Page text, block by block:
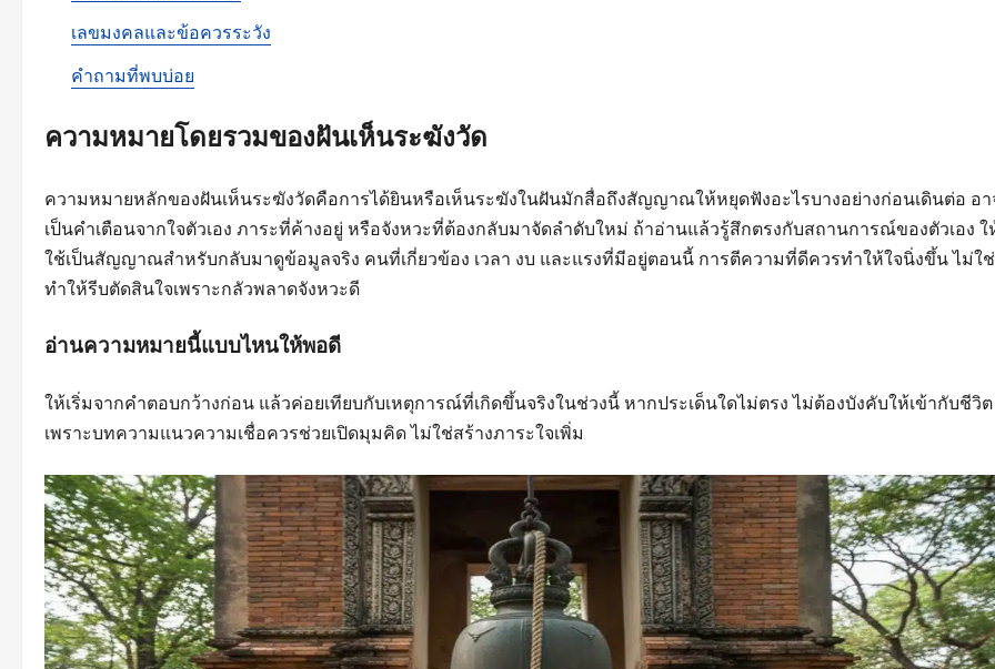
เลขมงคลและข้อควรระวัง
คำถามที่พบบ่อย
ความหมายโดยรวมของฝันเห็นระฆังวัด
ความหมายหลักของฝันเห็นระฆังวัดคือการได้ยินหรือเห็นระฆังในฝันมักสื่อถึงสัญญาณให้หยุดฟังอะไรบางอย่างก่อนเดินต่อ อา
เป็นคำเตือนจากใจตัวเอง ภาระที่ค้างอยู่ หรือจังหวะที่ต้องกลับมาจัดลำดับใหม่ ถ้าอ่านแล้วรู้สึกตรงกับสถานการณ์ของตัวเอง ใ
ใช้เป็นสัญญาณสำหรับกลับมาดูข้อมูลจริง คนที่เกี่ยวข้อง เวลา งบ และแรงที่มีอยู่ตอนนี้ การตีความที่ดีควรทำให้ใจนิ่งขึ้น ไม่ใช่
ทำให้รีบตัดสินใจเพราะกลัวพลาดจังหวะดี
อ่านความหมายนี้แบบไหนให้พอดี
ให้เริ่มจากคำตอบกว้างก่อน แล้วค่อยเทียบกับเหตุการณ์ที่เกิดขึ้นจริงในช่วงนี้ หากประเด็นใดไม่ตรง ไม่ต้องบังคับให้เข้ากับชีวิต
เพราะบทความแนวความเชื่อควรช่วยเปิดมุมคิด ไม่ใช่สร้างภาระใจเพิ่ม